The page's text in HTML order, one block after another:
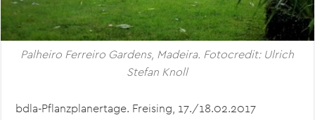
Palheiro Ferreiro Gardens, Madeira. Fotocredit: Ulrich
Stefan Knoll
bdla-Pflanzplanertage. Freising, 17./18.02.2017